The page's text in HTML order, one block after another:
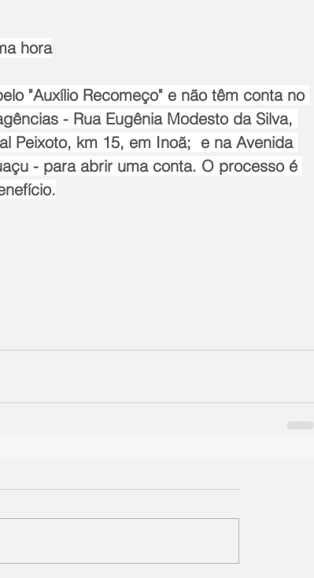
hora
"Auxílio Recomeço" e não têm conta no
- Rua Eugênia Modesto da Silva,
Peixoto, km 15, em Inoã;  e na Avenida
- para abrir uma conta. O processo é